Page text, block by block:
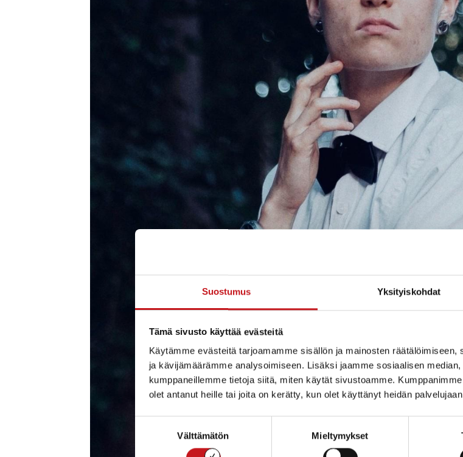
Suostumus Yksityiskohdat
Tämä sivusto käyttää evästeitä
Käytämme evästeitä tarjoamamme sisällön ja mainosten
ja kävijämäärämme analysoimiseen. Lisäksi jaamme sosiaalisen
kumppaneillemme tietoja siitä, miten käytät sivustoamme.
olet antanut heille tai joita on kerätty, kun olet käyttänyt heidän
Välttämätön Mieltymykset